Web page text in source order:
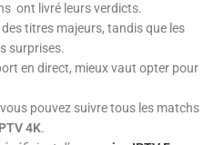
ont livré leurs verdicts.
titres majeurs, tandis que les
surprises.
en direct, mieux vaut opter pour
vous pouvez suivre tous les matchs
4K.